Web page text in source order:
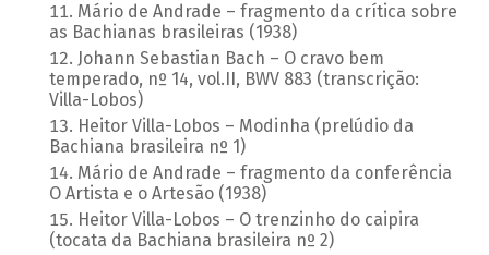
Mário de Andrade – fragmento da crítica sobre
as Bachianas brasileiras (1938)
Johann Sebastian Bach – O cravo bem
temperado, nº 14, vol.II, BWV 883 (transcrição:
Villa-Lobos)
Heitor Villa-Lobos – Modinha (prelúdio da
Bachiana brasileira nº 1)
Mário de Andrade – fragmento da conferência
O Artista e o Artesão (1938)
Heitor Villa-Lobos – O trenzinho do caipira
(tocata da Bachiana brasileira nº 2)